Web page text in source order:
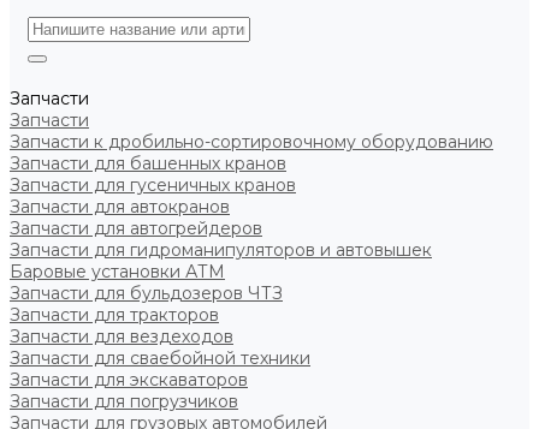
Запчасти
Запчасти
Запчасти к дробильно-сортировочному оборудованию
Запчасти для башенных кранов
Запчасти для гусеничных кранов
Запчасти для автокранов
Запчасти для автогрейдеров
Запчасти для гидроманипуляторов и автовышек
Баровые установки АТМ
Запчасти для бульдозеров ЧТЗ
Запчасти для тракторов
Запчасти для вездеходов
Запчасти для сваебойной техники
Запчасти для экскаваторов
Запчасти для погрузчиков
Запчасти для грузовых автомобилей